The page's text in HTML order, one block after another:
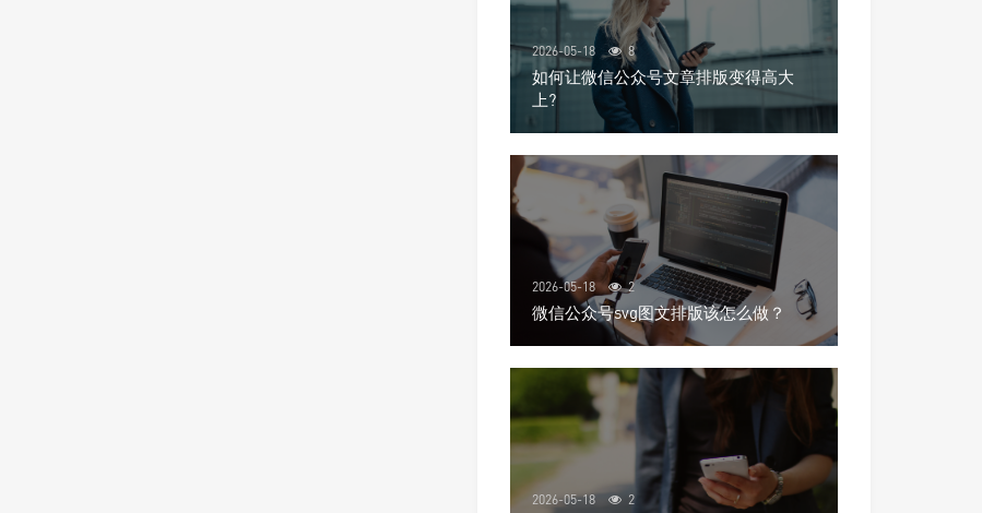
2026-05-18 8
如何让微信公众号文章排版变得高大
上?
2026-05-18 2
微信公众号svg图文排版该怎么做？
2026-05-18 2